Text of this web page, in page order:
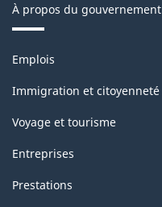
À propos du gouvernement
Thèmes
sujets
Emplois
Immigration et citoyenneté
Voyage et tourisme
Entreprises
Prestations